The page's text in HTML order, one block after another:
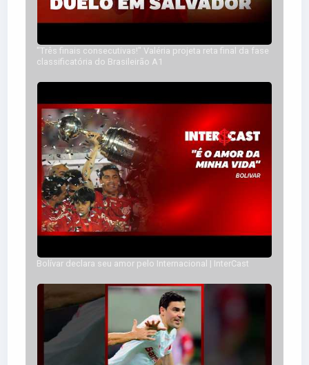
"Três finais consecutivas!" Valéria projeta reta final da fase
classificatória do Brasileirão A1
Bolívar declara seu amor pelo Internacional | InterCast